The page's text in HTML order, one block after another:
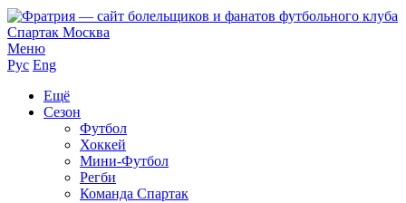
Меню
Рус Eng
Ещё
Сезон
Футбол
Хоккей
Мини-Футбол
Регби
Команда Спартак